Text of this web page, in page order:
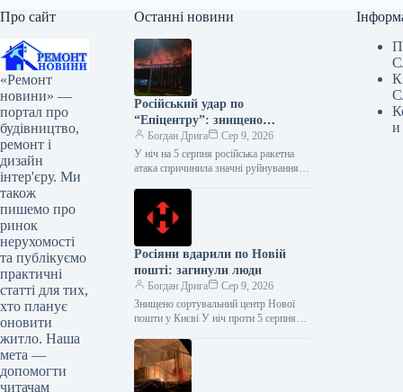
Про сайт
«Ремонт
новини» —
портал про
будівництво,
ремонт і
дизайн
інтер'єру. Ми
також
пишемо про
ринок
нерухомості
та публікуємо
практичні
статті для тих,
хто планує
оновити
житло. Наша
мета —
допомогти
читачам
Останні новини
Російський удар по
“Епіцентру”: знищено
логістичні центри, є жертви
Богдан Дрига
Сер 9, 2026
У ніч на 5 серпня російська ракетна
атака спричинила значні руйнування
комплекси у…
Росіяни вдарили по Новій
пошті: загинули люди
Богдан Дрига
Сер 9, 2026
Знищено сортувальний центр Нової
пошти у Києві У ніч проти 5 серпня
було знищено сортувальний центр…
и